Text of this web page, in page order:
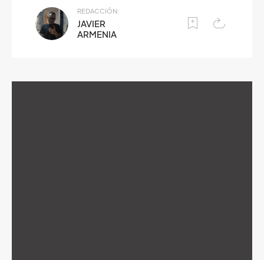
REDACCIÓN:
JAVIER
ARMENIA